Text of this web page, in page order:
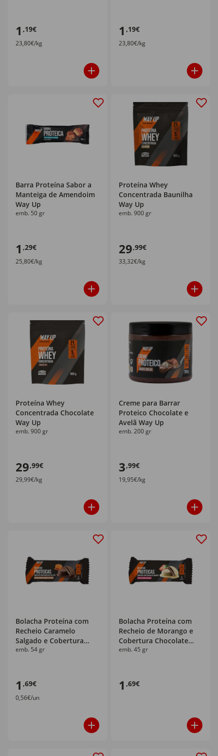
1 ,19€
23,80€/kg
1 ,19€
23,80€/kg
Barra Proteína Sabor a
Manteiga de Amendoim
Way Up
emb. 50 gr
1 ,29€
25,80€/kg
Proteína Whey
Concentrada Baunilha
Way Up
emb. 900 gr
29,99€
33,32€/kg
Proteína Whey
Concentrada Chocolate
Way Up
emb. 900 gr
29,99€
29,99€/kg
Creme para Barrar
Proteico Chocolate e
Avelã Way Up
emb. 200 gr
3,99€
19,95€/kg
Bolacha Proteína com
Recheio Caramelo
Salgado e Cobertura
Chocolate de Leite Way
emb. 54 gr
1 ,69€
0,56€/un
Bolacha Proteína com
Recheio de Morango e
Cobertura Chocolate
Branco Way Up
emb. 45 gr
1 ,69€